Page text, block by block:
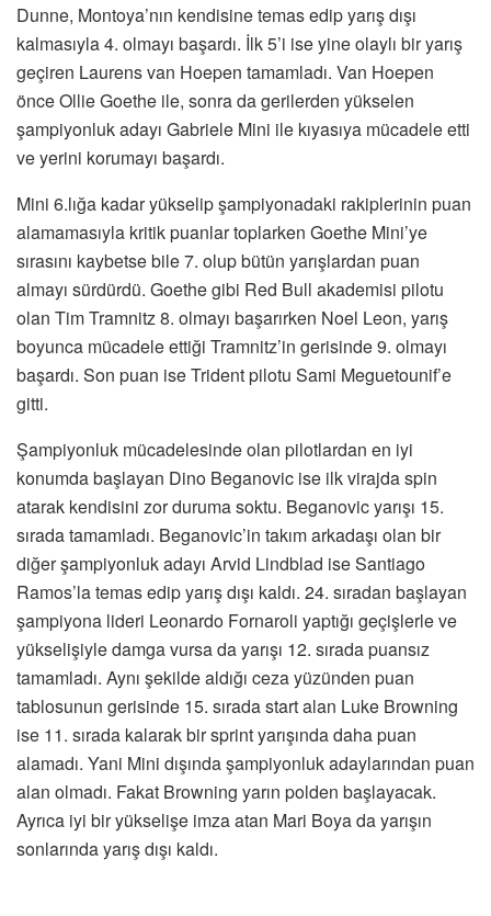
Dunne, Montoya’nın kendisine temas edip yarış dışı
kalmasıyla 4. olmayı başardı. İlk 5’i ise yine olaylı bir yarış
geçiren Laurens van Hoepen tamamladı. Van Hoepen
önce Ollie Goethe ile, sonra da gerilerden yükselen
şampiyonluk adayı Gabriele Mini ile kıyasıya mücadele etti
ve yerini korumayı başardı.
Mini 6.lığa kadar yükselip şampiyonadaki rakiplerinin puan
alamamasıyla kritik puanlar toplarken Goethe Mini’ye
sırasını kaybetse bile 7. olup bütün yarışlardan puan
almayı sürdürdü. Goethe gibi Red Bull akademisi pilotu
olan Tim Tramnitz 8. olmayı başarırken Noel Leon, yarış
boyunca mücadele ettiği Tramnitz’in gerisinde 9. olmayı
başardı. Son puan ise Trident pilotu Sami Meguetounif’e
gitti.
Şampiyonluk mücadelesinde olan pilotlardan en iyi
konumda başlayan Dino Beganovic ise ilk virajda spin
atarak kendisini zor duruma soktu. Beganovic yarışı 15.
sırada tamamladı. Beganovic’in takım arkadaşı olan bir
diğer şampiyonluk adayı Arvid Lindblad ise Santiago
Ramos’la temas edip yarış dışı kaldı. 24. sıradan başlayan
şampiyona lideri Leonardo Fornaroli yaptığı geçişlerle ve
yükselişiyle damga vursa da yarışı 12. sırada puansız
tamamladı. Aynı şekilde aldığı ceza yüzünden puan
tablosunun gerisinde 15. sırada start alan Luke Browning
ise 11. sırada kalarak bir sprint yarışında daha puan
alamadı. Yani Mini dışında şampiyonluk adaylarından puan
alan olmadı. Fakat Browning yarın polden başlayacak.
Ayrıca iyi bir yükselişe imza atan Mari Boya da yarışın
sonlarında yarış dışı kaldı.